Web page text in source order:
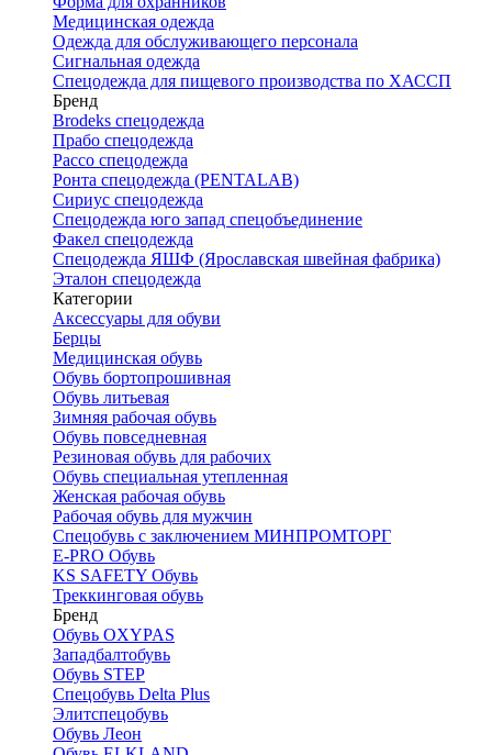
Медицинская одежда
Одежда для обслуживающего персонала
Сигнальная одежда
Спецодежда для пищевого производства по ХАССП
Бренд
Brodeks спецодежда
Прабо спецодежда
Рассо спецодежда
Ронта спецодежда (PENTALAB)
Сириус спецодежда
Спецодежда юго запад спецобъединение
Факел спецодежда
Спецодежда ЯШФ (Ярославская швейная фабрика)
Эталон спецодежда
Категории
Аксессуары для обуви
Берцы
Медицинская обувь
Обувь бортопрошивная
Обувь литьевая
Зимняя рабочая обувь
Обувь повседневная
Резиновая обувь для рабочих
Обувь специальная утепленная
Женская рабочая обувь
Рабочая обувь для мужчин
Спецобувь с заключением МИНПРОМТОРГ
E-PRO Обувь
KS SAFETY Обувь
Треккинговая обувь
Бренд
Обувь OXYPAS
Западбалтобувь
Обувь STEP
Спецобувь Delta Plus
Элитспецобувь
Обувь Леон